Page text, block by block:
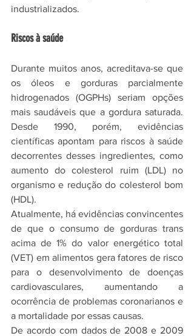
industrializados.
Riscos à saúde
Durante muitos anos, acreditava-se que
os óleos e gorduras parcialmente
hidrogenados (OGPHs) seriam opções
mais saudáveis que a gordura saturada.
Desde 1990, porém, evidências
científicas apontam para riscos à saúde
decorrentes desses ingredientes, como
aumento do colesterol ruim (LDL) no
organismo e redução do colesterol bom
(HDL).
Atualmente, há evidências convincentes
de que o consumo de gorduras trans
acima de 1% do valor energético total
(VET) em alimentos gera fatores de risco
para o desenvolvimento de doenças
cardiovasculares, aumentando a
ocorrência de problemas coronarianos e
a mortalidade por essas causas.
De acordo com dados de 2008 e 2009